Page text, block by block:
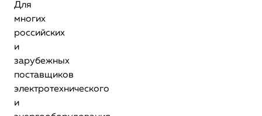
Для
многих
российских
и
зарубежных
поставщиков
электротехнического
и